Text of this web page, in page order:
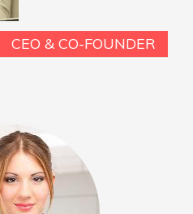
CEO & CO-FOUNDER